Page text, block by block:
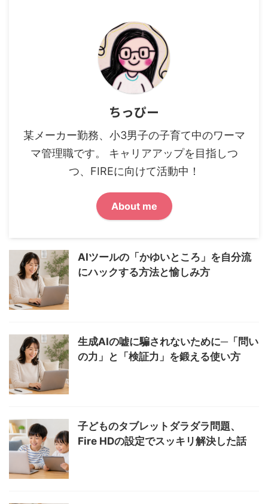
ちっぴー
某メーカー勤務、小3男子の子育て中のワーマ
マ管理職です。 キャリアアップを目指しつ
つ、FIREに向けて活動中！
About me
AIツールの「かゆいところ」を自分流
にハックする方法と愉しみ方
生成AIの嘘に騙されないために─「問い
の力」と「検証力」を鍛える使い方
子どものタブレットダラダラ問題、
Fire HDの設定でスッキリ解決した話